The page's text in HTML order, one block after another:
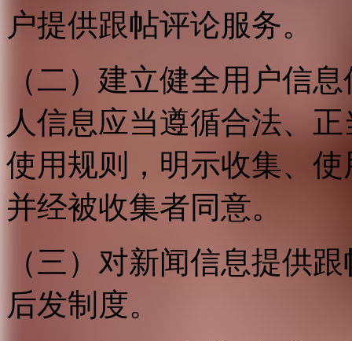
户提供跟帖评论服务。
（二）建立健全用户信
人信息应当遵循合法、
使用规则，明示收集、
并经被收集者同意。
（三）对新闻信息提供
后发制度。